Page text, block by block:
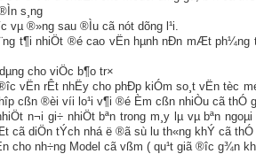
s¸ng
vµ ®»ng sau ®Ìu cã nót dõng l¹i.
t¶i nhiÖt ®é cao vËn hµnh nÐn mÆt
cho viÖc b¶o tr×
vËn rÊt nhËy cho phÐp kiÓm so¸t vËn tèc
cßn ®èi víi lo¹i v¶i ®é Èm cßn nhiÒu cã thÓ
n¬i gi÷ nhiÖt bªn trong m¸y lµ vµ bªn
cã diÖn tÝch nhá ë ®ã sù l­u th«ng khÝ cã thÓ
cho nh÷ng Model cã vßm ( qu¹t giã ®­îc